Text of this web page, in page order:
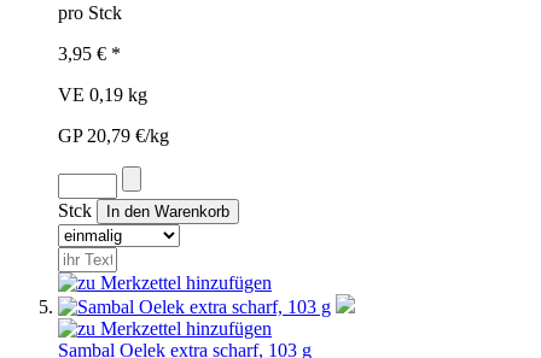
pro Stck
3,95 € *
VE 0,19 kg
GP 20,79 €/kg
Stck
Sambal Oelek extra scharf, 103 g